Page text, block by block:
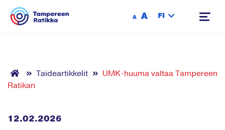
A A FI
Taideartikkelit
UMK-huuma valtaa Tampereen
Ratikan
12.02.2026